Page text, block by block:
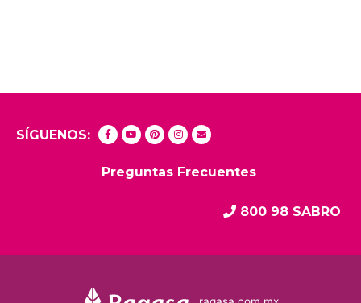
SÍGUENOS:
Preguntas Frecuentes
800 98 SABRO